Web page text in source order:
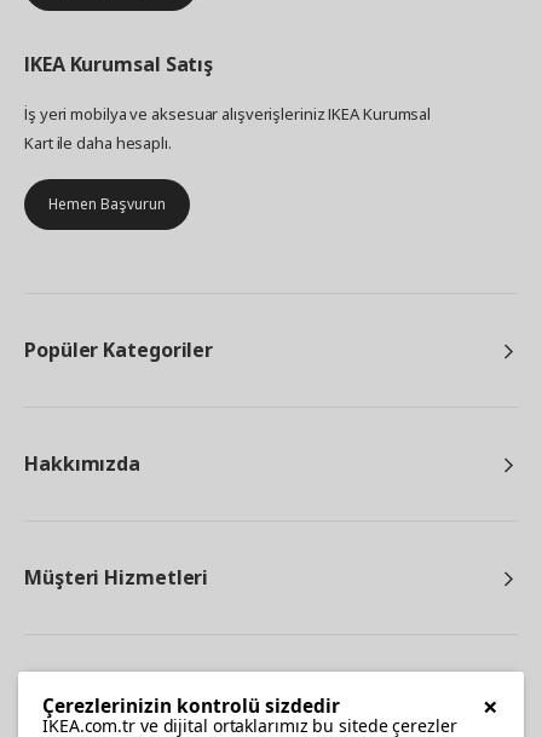
IKEA Kurumsal Satış
İş yeri mobilya ve aksesuar alışverişleriniz IKEA Kurumsal
Kart ile daha hesaplı.
Hemen Başvurun
Popüler Kategoriler
Hakkımızda
Müşteri Hizmetleri
×
Çerezlerinizin kontrolü sizdedir
IKEA.com.tr ve dijital ortaklarımız bu sitede çerezler